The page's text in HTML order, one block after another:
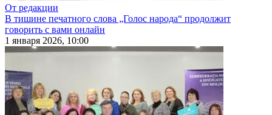
От редакции
В тишине печатного слова „Голос народа“ продолжит
говорить с вами онлайн
1 января 2026, 10:00